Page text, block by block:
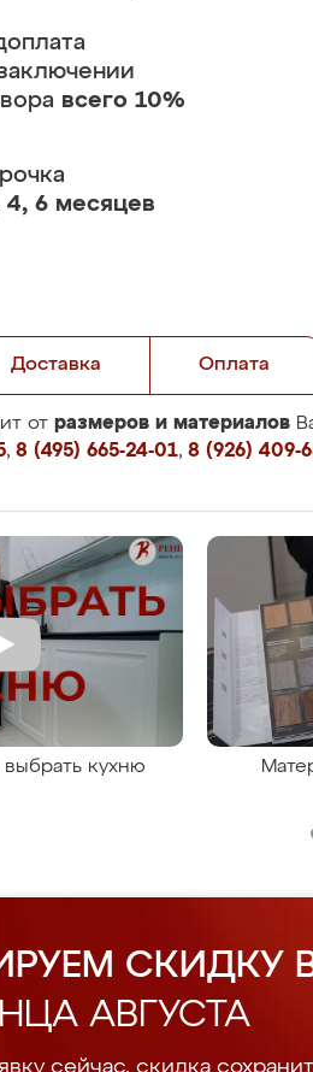
всего 10%
4, 6 месяцев
Доставка Оплата
от размеров и материалов
, 8 (495) 665-24-01, 8 (926) 409-
кухню
СКИДКУ
АВГУСТА
сейчас, скидка